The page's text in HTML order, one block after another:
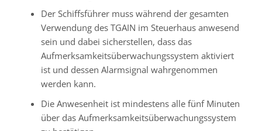
Der Schiffsführer muss während der gesamten
Verwendung des TGAIN im Steuerhaus anwesend
sein und dabei sicherstellen, dass das
Aufmerksamkeitsüberwachungssystem aktiviert
ist und dessen Alarmsignal wahrgenommen
werden kann.
Die Anwesenheit ist mindestens alle fünf Minuten
über das Aufmerksamkeitsüberwachungssystem